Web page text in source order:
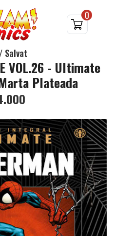
0
Salvat
VOL.26 - Ultimate
Plateada